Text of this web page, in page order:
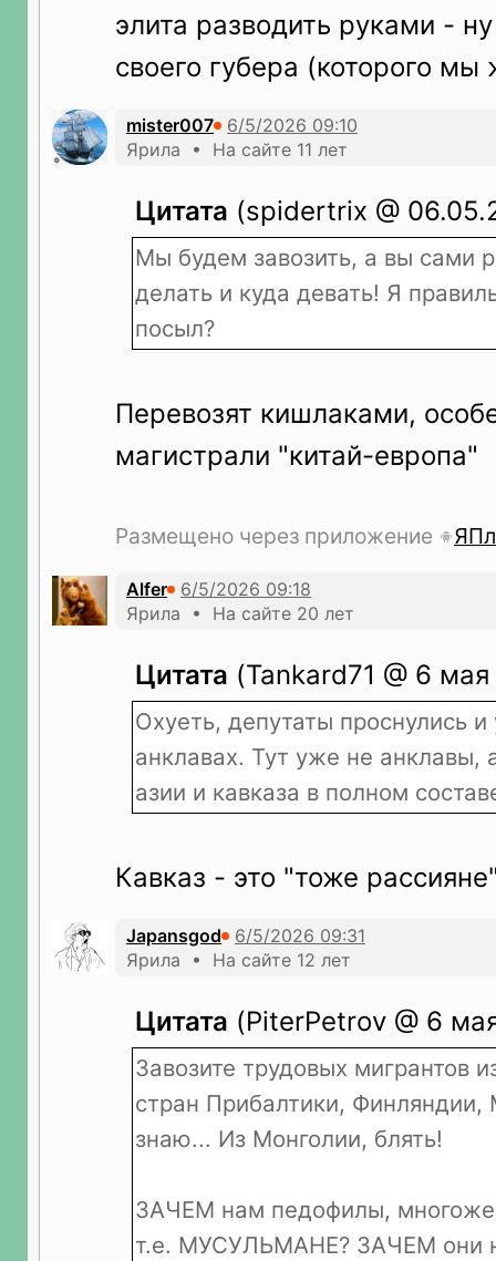
элита разводить руками -
своего губера (которого мы
mister007
Ярила • На сайте 11 лет
Цитата (spidertrix @
Мы будем завозить, а вы сами
делать и куда девать! Я
посыл?
Перевозят кишлаками,
магистрали "китай-европа"
Размещено через приложение
Alfer
Ярила • На сайте 20 лет
Цитата (Tankard71 @ 6
Охуеть, депутаты проснулись и
анклавах. Тут уже не анклавы,
азии и кавказа в полном
Кавказ - это "тоже
Japansgod
Ярила • На сайте 12 лет
Цитата (PiterPetrov @ 6
Завозите трудовых мигрантов
стран Прибалтики, Финляндии,
знаю... Из Монголии, блять!
ЗАЧЕМ нам педофилы,
т.е. МУСУЛЬМАНЕ? ЗАЧЕМ они